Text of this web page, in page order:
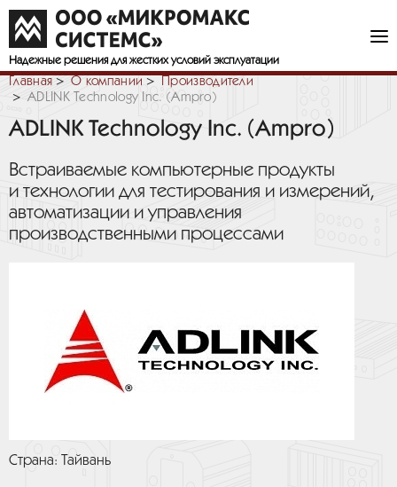
Надежные решения для жестких условий эксплуатации
Главная О компании
Производители
ADLINK Technology Inc. (Ampro)
ADLINK Technology Inc. (Ampro)
Встраиваемые компьютерные продукты
и технологии для тестирования и измерений,
автоматизации и управления
производственными процессами
Страна: Тайвань